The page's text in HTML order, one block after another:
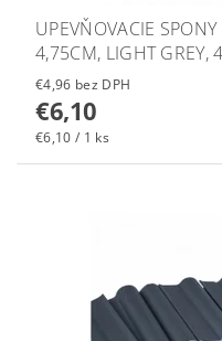
UPEVŇOVACIE
4,75CM, LIGHT GREY,
€4,96 bez DPH
€6,10
€6,10 / 1 ks